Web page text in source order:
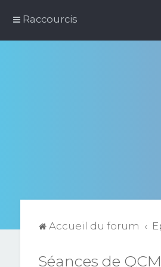
Raccourcis
Accueil du forum
Séances de QCM